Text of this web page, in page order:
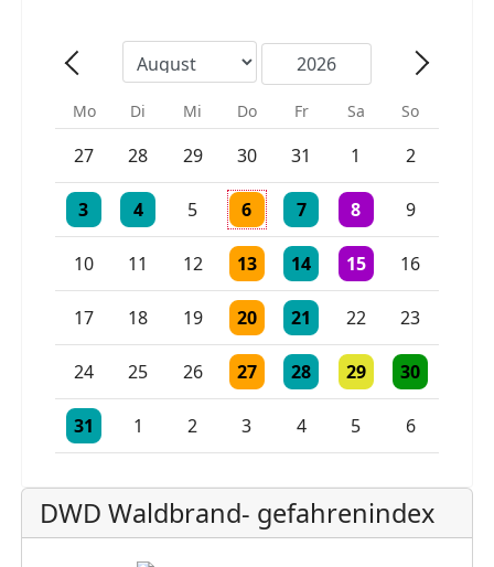
Mo Di Mi Do Fr Sa So
27 28 29 30
Einzelne Veranstaltung
31
Einzelne Veranstaltung
1 2
3
Einzelne Veranstaltung
4
Einzelne Veranstaltung
5 6
Einzelne Veranstaltung
7
Einzelne Veranstaltung
8
2 Veranstaltungen
9
10 11 12 13
Einzelne Veranstaltung
14
Einzelne Veranstaltung
15
Einzelne16
17 18 19 20
Einzelne Veranstaltung
21
Einzelne Veranstaltung
22 23
24 25 26 27
Einzelne Veranstaltung
28
Einzelne Veranstaltung
29
Einzelne30
Einzelne
31
Einzelne Veranstaltung
1 2 3
Einzelne Veranstaltung
4
Einzelne Veranstaltung
5 6
DWD Waldbrand- gefahrenindex